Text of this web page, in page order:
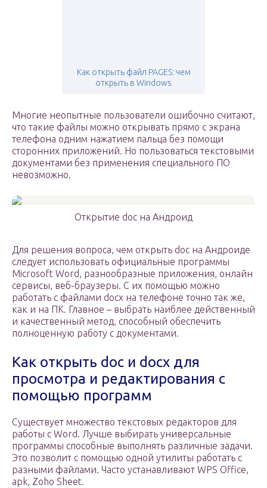
Как открыть файл PAGES: чем
открыть в Windows
Многие неопытные пользователи ошибочно считают,
что такие файлы можно открывать прямо с экрана
телефона одним нажатием пальца без помощи
сторонних приложений. Но пользоваться текстовыми
документами без применения специального ПО
невозможно.
Открытие doc на Андроид
Для решения вопроса, чем открыть doc на Андроиде
следует использовать официальные программы
Microsoft Word, разнообразные приложения, онлайн
сервисы, веб-браузеры. С их помощью можно
работать с файлами docx на телефоне точно так же,
как и на ПК. Главное – выбрать наиблее действенный
и качественный метод, способный обеспечить
полноценную работу с документами.
Как открыть doc и docx для
просмотра и редактирования с
помощью программ
Существует множество текстовых редакторов для
работы с Word. Лучше выбирать универсальные
программы способные выполнять различные задачи.
Это позволит с помощью одной утилиты работать с
разными файлами. Часто устанавливают WPS Office,
apk, Zoho Sheet.